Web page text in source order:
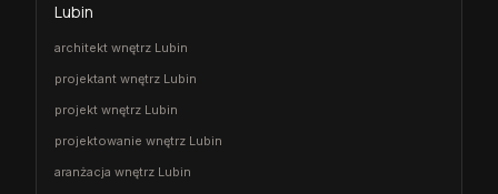
Lubin
architekt wnętrz Lubin
projektant wnętrz Lubin
projekt wnętrz Lubin
projektowanie wnętrz Lubin
aranżacja wnętrz Lubin